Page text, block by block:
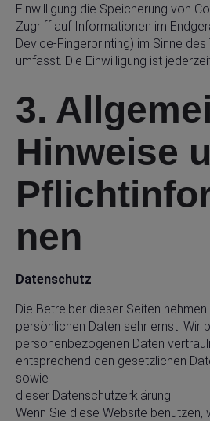
Einwilligung die Speicherung von
Zugriff auf Informationen im
Device-Fingerprinting) im Sinne des
umfasst. Die Einwilligung ist
3.
Hinweise
nen
Datenschutz
Die Betreiber dieser Seiten
persönlichen Daten sehr ernst. Wir
personenbezogenen Daten
entsprechend den gesetzlichen
sowie
dieser Datenschutzerklärung.
Wenn Sie diese Website benutzen,